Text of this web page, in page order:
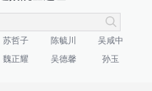
苏哲子 陈毓川
吴咸中
魏正耀 吴德馨 孙玉